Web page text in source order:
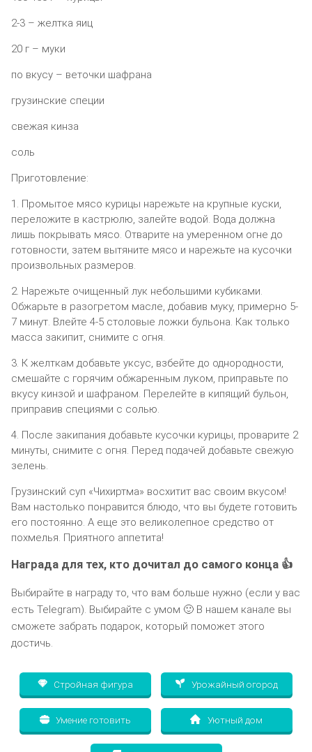
2-3 – желтка яиц
20 г – муки
по вкусу – веточки шафрана
грузинские специи
свежая кинза
соль
Приготовление:
1. Промытое мясо курицы нарежьте на крупные куски,
переложите в кастрюлю, залейте водой. Вода должна
лишь покрывать мясо. Отварите на умеренном огне до
готовности, затем вытяните мясо и нарежьте на кусочки
произвольных размеров.
2. Нарежьте очищенный лук небольшими кубиками.
Обжарьте в разогретом масле, добавив муку, примерно 5-
7 минут. Влейте 4-5 столовые ложки бульона. Как только
масса закипит, снимите с огня.
3. К желткам добавьте уксус, взбейте до однородности,
смешайте с горячим обжаренным луком, приправьте по
вкусу кинзой и шафраном. Перелейте в кипящий бульон,
приправив специями с солью.
4. После закипания добавьте кусочки курицы, проварите 2
минуты, снимите с огня. Перед подачей добавьте свежую
зелень.
Грузинский суп «Чихиртма» восхитит вас своим вкусом!
Вам настолько понравится блюдо, что вы будете готовить
его постоянно. А еще это великолепное средство от
похмелья. Приятного аппетита!
Награда для тех, кто дочитал до самого конца 👍
Выбирайте в награду то, что вам больше нужно (если у вас
есть Telegram). Выбирайте с умом 🙂 В нашем канале вы
сможете забрать подарок, который поможет этого
достичь.
Стройная фигура Урожайный огород
Умение готовить Уютный дом